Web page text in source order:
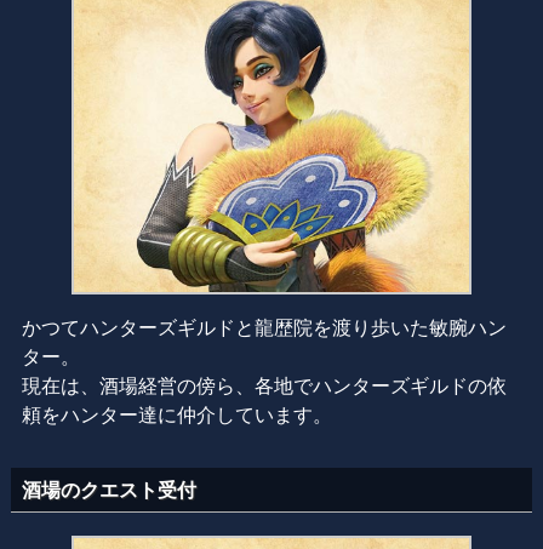
かつてハンターズギルドと龍歴院を渡り歩いた敏腕ハン
ター。
現在は、酒場経営の傍ら、各地でハンターズギルドの依
頼をハンター達に仲介しています。
酒場のクエスト受付